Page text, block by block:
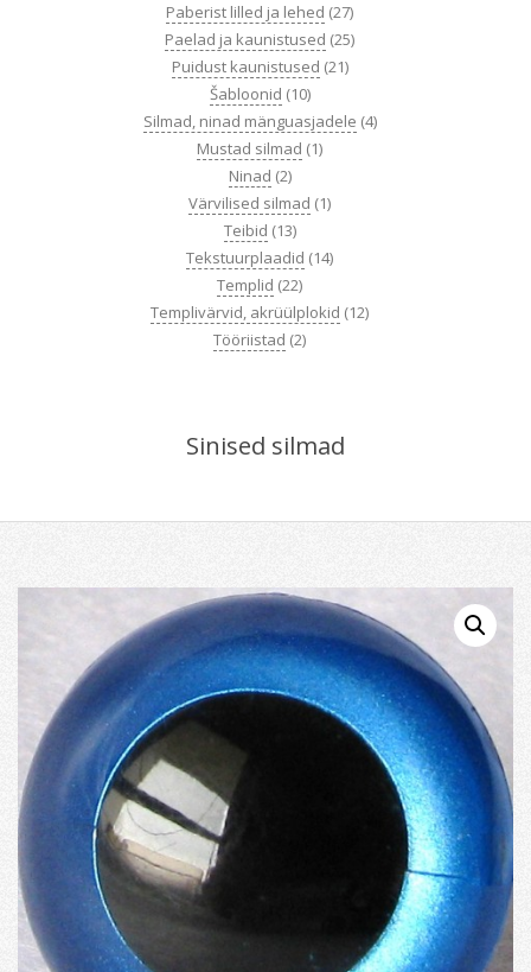
Paberist lilled ja lehed (27)
Paelad ja kaunistused (25)
Puidust kaunistused (21)
Šabloonid (10)
Silmad, ninad mänguasjadele (4)
Mustad silmad (1)
Ninad (2)
Värvilised silmad (1)
Teibid (13)
Tekstuurplaadid (14)
Templid (22)
Templivärvid, akrüülplokid (12)
Tööriistad (2)
Sinised silmad